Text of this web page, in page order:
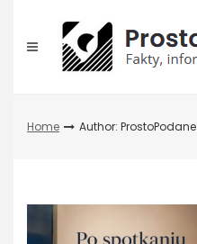
content
Home Author: ProstoPodane